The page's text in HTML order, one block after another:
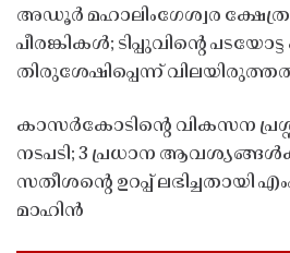
അഡൂർ മഹാലിംഗേശ്വര
പീരങ്കികൾ; ടിപ്പുവിൻ്റെ
തിരുശേഷിപ്പെന്ന്
കാസർകോടിൻ്റെ വികസന
നടപടി; 3 പ്രധാന
സതീശൻ്റെ ഉറപ്പ് ലഭിച്ചതായി
മാഹിൻ